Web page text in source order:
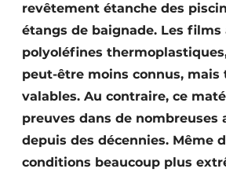
revêtement étanche des
étangs de baignade. Les films
polyoléfines
peut-être moins connus, mais
valables. Au contraire, ce
preuves dans de nombreuses
depuis des décennies. Même
conditions beaucoup plus